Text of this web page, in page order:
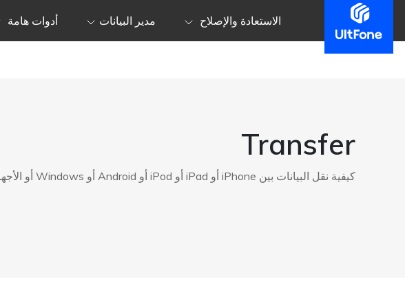
الاستعادة والإصلاح مدير البيانات أدوات هامة
Transfer
كيفية نقل البيانات بين iPhone أو iPad أو iPod أو Android أو Windows أو الأجهزة الأخرى.